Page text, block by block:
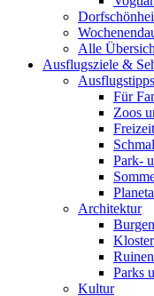
Alle
Ausflugsziele &
Für
Zoos
Park-
Architektur
Ruinen
Parks
Kultur